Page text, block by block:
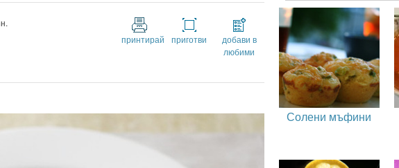
принтирай приготви
добави в
любими
Солени мъфини